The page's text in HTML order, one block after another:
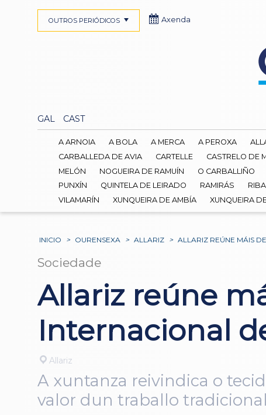
GAL CAST
OUTROS PERIÓDICOS Axenda
A ARNOIA A BOLA A MERCA A PEROXA
CARBALLEDA DE AVIA
CARTELLE CASTRELO DE
MELÓN
NOGUEIRA DE RAMUÍN O CARBALLIÑO
PUNXÍN
QUINTELA DE LEIRADO RAMIRÁS
VILAMARÍN
XUNQUEIRA DE AMBÍA XUNQUEIRA
INICIO > OURENSEXA > ALLARIZ > ALLARIZ REÚNE MÁIS
Sociedade
Allariz reúne
Internacional
Allariz
A xuntanza reivindica o
valor dun traballo